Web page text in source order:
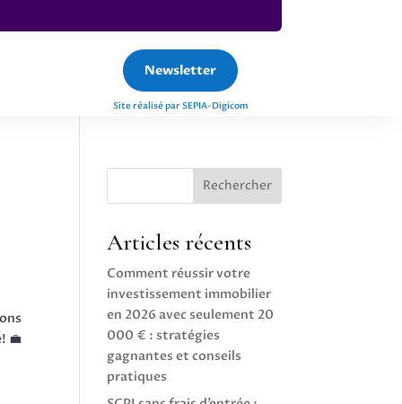
Newsletter
Site réalisé par SEPIA-Digicom
💼
Rechercher
Articles récents
Comment réussir votre
investissement immobilier
en 2026 avec seulement 20
000 € : stratégies
gagnantes et conseils
pratiques